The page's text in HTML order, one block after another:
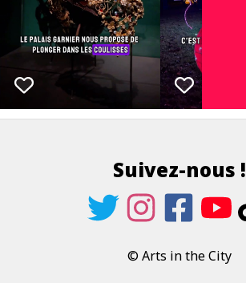
Suivez-nous !
© Arts in the City